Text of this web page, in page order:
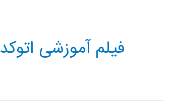
فیلم آموزشی اتوکد 2016